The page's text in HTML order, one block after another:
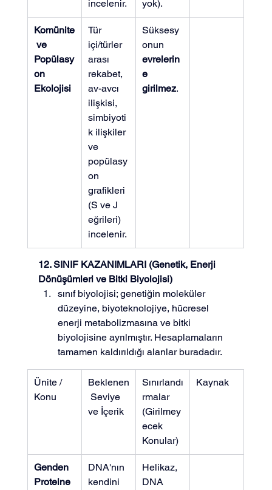
incelenir. yok).
Komünite
ve
Popülasy
on
Ekolojisi
Tür
içi/türler
arası
rekabet,
av-avcı
ilişkisi,
simbiyoti
k ilişkiler
ve
popülasy
on
grafikleri
(S ve J
eğrileri)
incelenir.
Süksesy
onun
evrelerin
e
girilmez.
12. SINIF KAZANIMLARI (Genetik, Enerji
Dönüşümleri ve Bitki Biyolojisi)
sınıf biyolojisi; genetiğin moleküler
düzeyine, biyoteknolojiye, hücresel
enerji metabolizmasına ve bitki
biyolojisine ayrılmıştır. Hesaplamaların
tamamen kaldırıldığı alanlar buradadır.
Ünite /
Konu
Beklenen
Seviye
ve İçerik
Sınırlandı
rmalar
(Girilmey
ecek
Konular)
Kaynak
Genden
Proteine
DNA'nın
kendini
Helikaz,
DNA